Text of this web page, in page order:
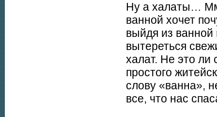
Ну а халаты…
ванной хочет
выйдя из
вытереться
халат. Не это ли
простого
слову «ванна»,
все, что нас